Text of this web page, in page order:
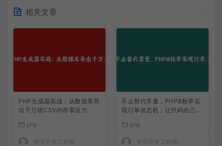
相关文章
PHP生成器实战：从数据库导
出千万级CSV内存零压力
php
资深开发工程师
不止替代常量，PHP8枚举实
现订单状态机，让代码自己说
php
资深开发工程师